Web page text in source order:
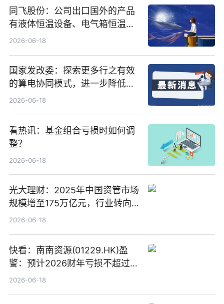
同飞股份：公司出口国外的产品
有液体恒温设备、电气箱恒温装
置、纯水冷却单元和特种换热器
2026-06-18
国家发改委：探索更多行之有效
的算电协同模式，进一步降低网
络传输时延_最资讯
2026-06-18
看热讯：基金组合亏损时如何调
整？
2026-06-18
光大理财：2025年中国资管市场
规模增至175万亿元，行业转向
“量质并重”
2026-06-18
快看：南南资源(01229.HK)盈
警：预计2026财年亏损不超过
1000万港元
2026-06-18